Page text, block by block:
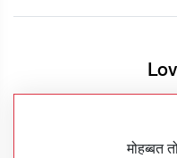
मोहब्बत